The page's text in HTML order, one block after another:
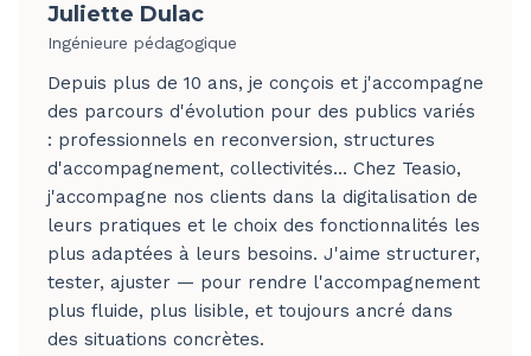
Juliette Dulac
Ingénieure pédagogique
Depuis plus de 10 ans, je conçois et j'accompagne
des parcours d'évolution pour des publics variés
: professionnels en reconversion, structures
d'accompagnement, collectivités… Chez Teasio,
j'accompagne nos clients dans la digitalisation de
leurs pratiques et le choix des fonctionnalités les
plus adaptées à leurs besoins. J'aime structurer,
tester, ajuster — pour rendre l'accompagnement
plus fluide, plus lisible, et toujours ancré dans
des situations concrètes.